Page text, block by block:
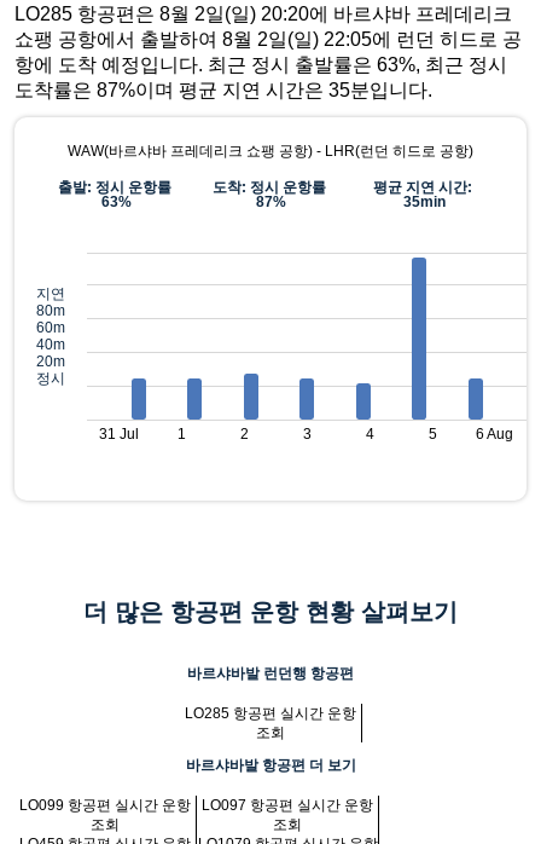
LO285 항공편은 8월 2일(일) 20:20에 바르샤바 프레데리크
쇼팽 공항에서 출발하여 8월 2일(일) 22:05에 런던 히드로 공
항에 도착 예정입니다. 최근 정시 출발률은 63%, 최근 정시
도착률은 87%이며 평균 지연 시간은 35분입니다.
WAW(바르샤바 프레데리크 쇼팽 공항) - LHR(런던 히드로 공항)
출발: 정시 운항률
63%
도착: 정시 운항률
87%
평균 지연 시간:
35min
지연
80m
60m
40m
20m
정시
31 Jul 1 2 3 4 5 6 Aug
더 많은 항공편 운항 현황 살펴보기
바르샤바발 런던행 항공편
LO285 항공편 실시간 운항
조회
바르샤바발 항공편 더 보기
LO099 항공편 실시간 운항
조회
LO097 항공편 실시간 운항
조회